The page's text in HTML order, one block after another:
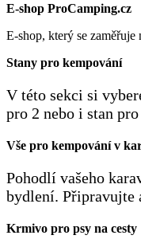
E-shop ProCamping.cz
E-shop, který se
Stany pro kempování
V této sekci si
pro 2 nebo i stan
Vše pro kempování v
Pohodlí vašeho
bydlení. Připravujte
Krmivo pro psy na cesty